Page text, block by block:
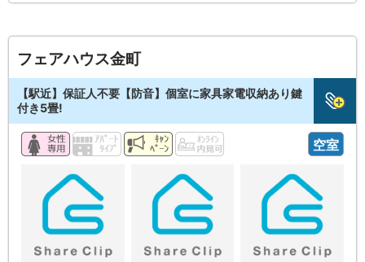
フェアハウス金町
【駅近】保証人不要【防音】個室に家具家電収納あり鍵
付き5畳!
空室